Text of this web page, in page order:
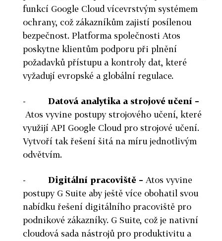
funkcí Google Cloud vícevrstvým systémem
ochrany, což zákazníkům zajistí posílenou
bezpečnost. Platforma společnosti Atos
poskytne klientům podporu při plnění
požadavků přístupu a kontroly dat, které
vyžadují evropské a globální regulace.
- Datová analytika a strojové učení –
Atos vyvine postupy strojového učení, které
využijí API Google Cloud pro strojové učení.
Vytvoří tak řešení šitá na míru jednotlivým
odvětvím.
- Digitální pracoviště – Atos vyvine
postupy G Suite aby ještě více obohatil svou
nabídku řešení digitálního pracoviště pro
podnikové zákazníky. G Suite, což je nativní
cloudová sada nástrojů pro produktivitu a